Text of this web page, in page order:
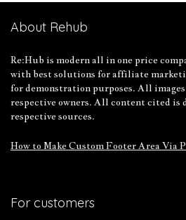
About Rehub
Re:Hub is modern all in one price
with best solutions for affiliate
for demonstration purposes. All
respective owners. All content cited is
respective sources.
How to Make Custom Footer Area Via
For customers